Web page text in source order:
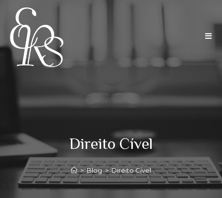
Direito Cível
> Blog > Direito Cível